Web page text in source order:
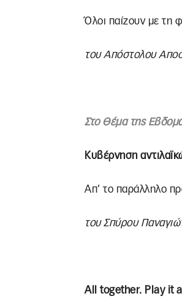
Όλοι παίζουν με τη
του Απόστολου
Στο Θέμα της
Κυβέρνηση
Απ’ το παράλληλο
του Σπύρου
All together. Play it